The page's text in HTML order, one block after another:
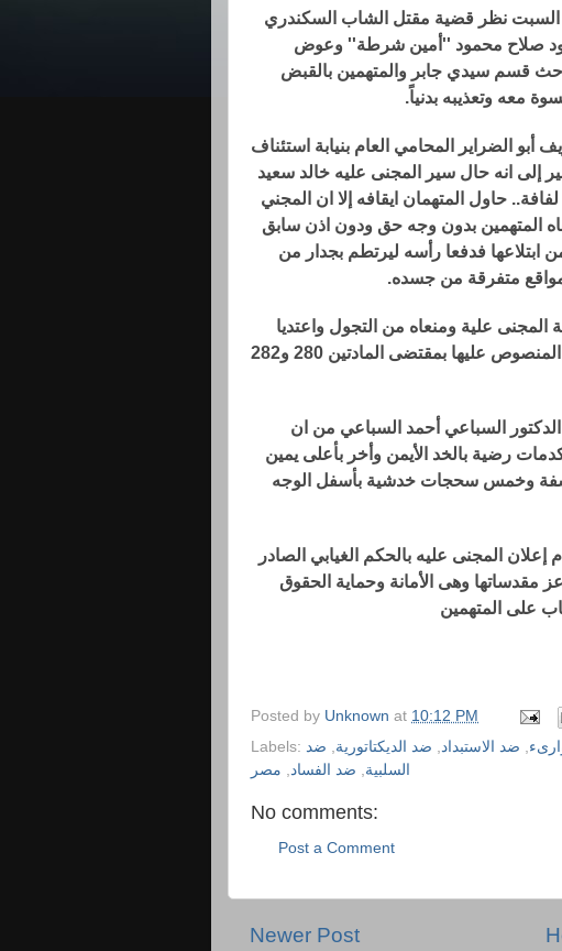
السبت نظر قضية مقتل الشاب السكندري
من محمود صلاح محمود ''أمين شرطة'' وعوض
قسم سيدي جابر والمتهمين بالقبض
معه وتعذيبه بدنياً.
الضراير المحامي العام بنيابة استئناف
إلى انه حال سير المجنى عليه خالد سعيد
حاول المتهمان ايقافه إلا ان المجني
المتهمين بدون وجه حق ودون اذن سابق
من ابتلاعها فدفعا رأسه ليرتطم بجدار من
متفرقة من جسده.
المجنى علية ومنعاه من التجول واعتديا
عليه مما يتوافر معه النموذج القانوني للجريمة المنصوص عليها بمقتضى المادتين 280 و282
الدكتور السباعي أحمد السباعي من ان
رضية بالخد الأيمن وأخر بأعلى يمين
وخمس سحجات خدشية بأسفل الوجه
المجنى عليه بالحكم الغيابي الصادر
مقدساتها وهى الأمانة وحماية الحقوق
على المتهمين
Posted by Unknown at 10:12 PM
Labels:
ضد الاستبداد ضد الديكتاتورية
ضد
السلبية
ضد الفساد مصر
No comments:
Post a Comment
Newer Post